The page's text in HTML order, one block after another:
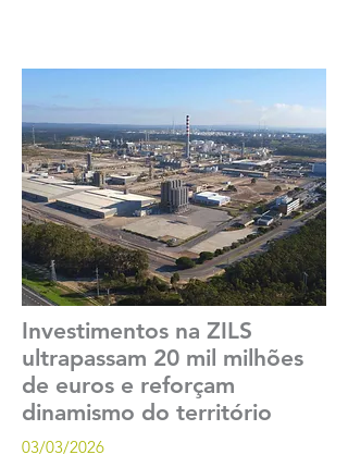
Investimentos na ZILS
ultrapassam 20 mil milhões
de euros e reforçam
dinamismo do território
03/03/2026